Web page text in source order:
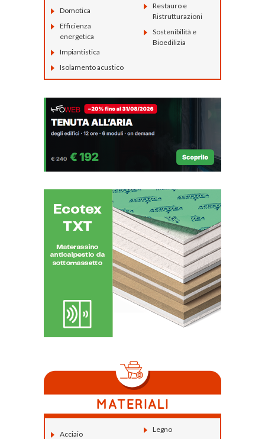
Domotica
Efficienza
energetica
Impiantistica
Isolamento acustico
Restauro e
Ristrutturazioni
Sostenibilità e
Bioedilizia
Acciaio
Legno